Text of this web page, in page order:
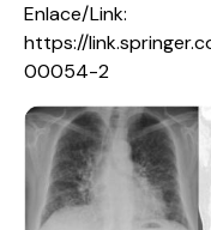
Enlace/Link:
https://
00054-2